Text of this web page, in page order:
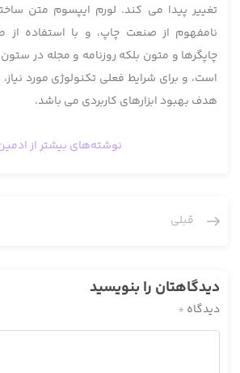
تغییر پیدا می کند. لورم ایپسوم متن
نامفهوم از صنعت چاپ، و با استفاده از
چاپگرها و متون بلکه روزنامه و مجله در
است، و برای شرایط فعلی تکنولوژی مورد نیاز،
هدف بهبود ابزارهای کاربردی می باشد.
نوشته‌های بیشتر از
قبلی
دیدگاهتان را بنویسید
دیدگاه *